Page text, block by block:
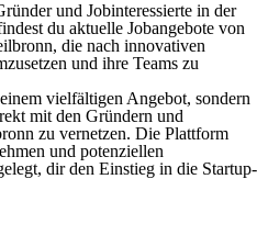
und Jobinteressierte in der
du aktuelle Jobangebote von
die nach innovativen
und ihre Teams zu
vielfältigen Angebot, sondern
mit den Gründern und
zu vernetzen. Die Plattform
und potenziellen
dir den Einstieg in die Startup-